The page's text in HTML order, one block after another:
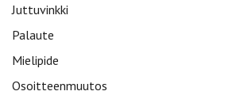
Juttuvinkki
Palaute
Mielipide
Osoitteenmuutos